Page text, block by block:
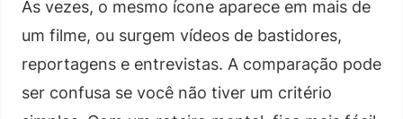
Às vezes, o mesmo ícone aparece em mais de
um filme, ou surgem vídeos de bastidores,
reportagens e entrevistas. A comparação pode
ser confusa se você não tiver um critério